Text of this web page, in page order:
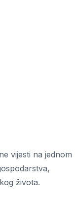
vijesti na jednom
života.